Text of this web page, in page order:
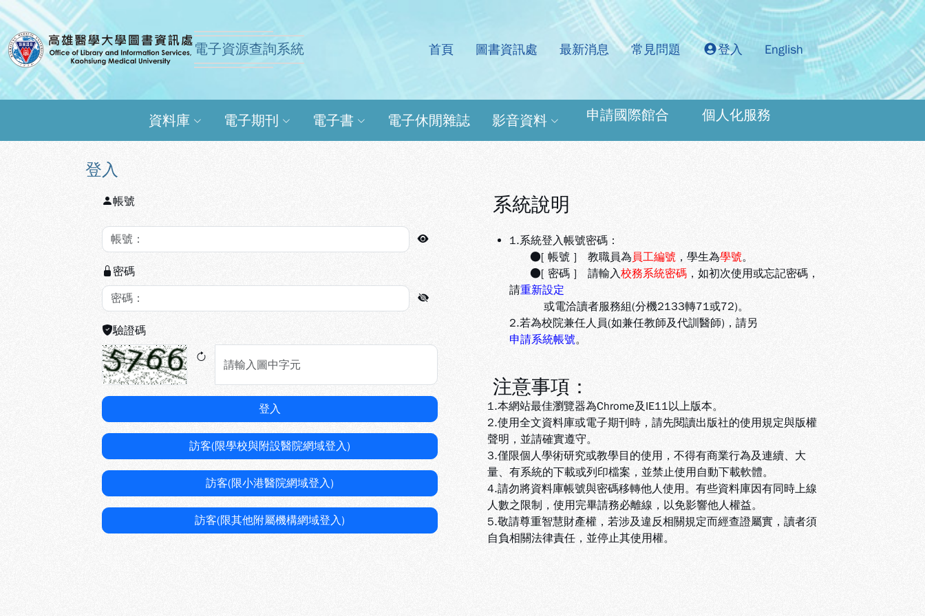
跳到主要內容
:::
高雄醫學大學圖書資訊處電子資源查詢系統
電子資源查詢系統 首頁 圖書資訊處 最新消息 常見問題 登入 English
資料庫 電子期刊 電子書 電子休閒雜誌 影音資料 申請國際館合 個人化服務
:::
登入
帳號
密碼
驗證碼
登入
訪客(限學校與附設醫院網域登入)
訪客(限小港醫院網域登入)
訪客(限其他附屬機構網域登入)
系統說明
1.系統登入帳號密碼：
●[ 帳號 ] 教職員為員工編號 ，學生為學號。
●[ 密碼 ] 請輸入校務系統密碼 ，如初次使用或忘記密碼，
請重新設定
或電洽讀者服務組(分機2133轉71或72)。
2.若為校院兼任人員(如兼任教師及代訓醫師)，請另
申請系統帳號。
注意事項：
1.本網站最佳瀏覽器為Chrome及IE11以上版本。
2.使用全文資料庫或電子期刊時，請先閱讀出版社的使用規定與版權
聲明，並請確實遵守。
3.僅限個人學術研究或教學目的使用，不得有商業行為及連續、大
量、有系統的下載或列印檔案，並禁止使用自動下載軟體。
4.請勿將資料庫帳號與密碼移轉他人使用。有些資料庫因有同時上線
人數之限制，使用完畢請務必離線，以免影響他人權益。
5.敬請尊重智慧財產權，若涉及違反相關規定而經查證屬實，讀者須
自負相關法律責任，並停止其使用權。